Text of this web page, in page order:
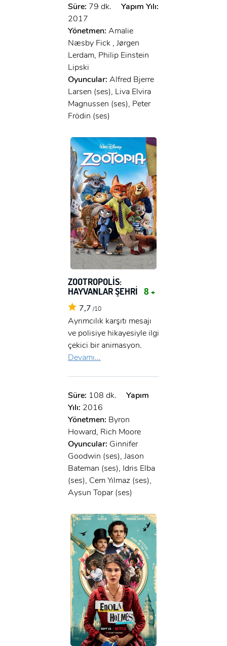
Süre: 79 dk.
Yapım Yılı:
2017
Yönetmen: Amalie
Næsby Fick , Jørgen
Lerdam, Philip Einstein
Lipski
Oyuncular: Alfred Bjerre
Larsen (ses), Liva Elvira
Magnussen (ses), Peter
Frödin (ses)
ZOOTROPOLİS:
HAYVANLAR ŞEHRİ 8 +
7,7 /10
Ayrımcılık karşıtı mesajı
ve polisiye hikayesiyle ilgi
çekici bir animasyon.
Devamı...
Süre: 108 dk.
Yapım
Yılı: 2016
Yönetmen: Byron
Howard, Rich Moore
Oyuncular: Ginnifer
Goodwin (ses), Jason
Bateman (ses), Idris Elba
(ses), Cem Yılmaz (ses),
Aysun Topar (ses)